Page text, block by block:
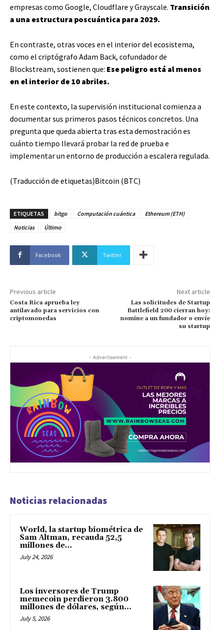
empresas como Google, Cloudflare y Grayscale. Transición
a una estructura poscuántica para 2029.
En contraste, otras voces en el interior del ecosistema,
como el criptógrafo Adam Back, cofundador de
Blockstream, sostienen que: Ese peligro está al menos
en el interior de 10 abriles.
En este contexto, la supervisión institucional comienza a
documentar sus primeros pasos técnicos concretos. Una
pregunta que queda abierta tras esta demostración es
cuánto tiempo llevará probar la red de prueba e
implementar un entorno de producción a escalera regulada.
(Traducción de etiquetas)Bitcoin (BTC)
ETIQUETAS bitgo Computación cuántica
Ethereum (ETH)
Noticias
Último
Facebook Twitter
Previous article
Costa Rica aprueba ley
antilavado para servicios con
criptomonedas
Next article
Las solicitudes de Startup
Battlefield 200 cierran hoy:
nomine a un fundador o envíe
su startup
- Advertisement -
Noticias relacionadas
World, la startup biométrica de
Sam Altman, recauda 52,5
millones de...
July 24, 2026
Los inversores de Trump
memecoin perdieron 3.800
millones de dólares, según...
July 5, 2026